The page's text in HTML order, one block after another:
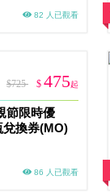
82 人已觀看
$725 $ 475起
節限時優
換券(MO)
86 人已觀看